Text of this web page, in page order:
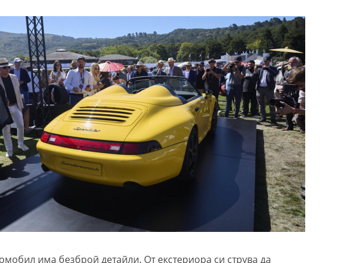
има безброй детайли. От екстериора си струва да